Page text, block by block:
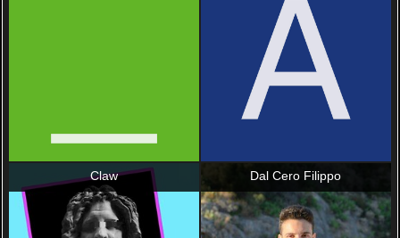
Claw Dal Cero Filippo